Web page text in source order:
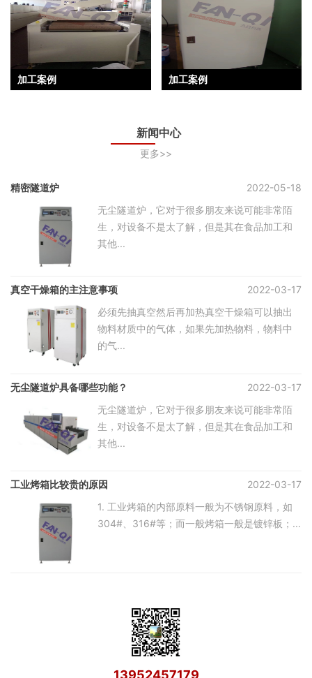
加工案例 加工案例
新闻中心
更多>>
精密隧道炉
2022-05-18
无尘隧道炉，它对于很多朋友来说可能非常陌
生，对设备不是太了解，但是其在食品加工和
其他...
真空干燥箱的主注意事项
2022-03-17
必须先抽真空然后再加热真空干燥箱可以抽出
物料材质中的气体，如果先加热物料，物料中
的气...
无尘隧道炉具备哪些功能？
2022-03-17
无尘隧道炉，它对于很多朋友来说可能非常陌
生，对设备不是太了解，但是其在食品加工和
其他...
工业烤箱比较贵的原因
2022-03-17
1. 工业烤箱的内部原料一般为不锈钢原料，如
304#、316#等；而一般烤箱一般是镀锌板；...
13952457179